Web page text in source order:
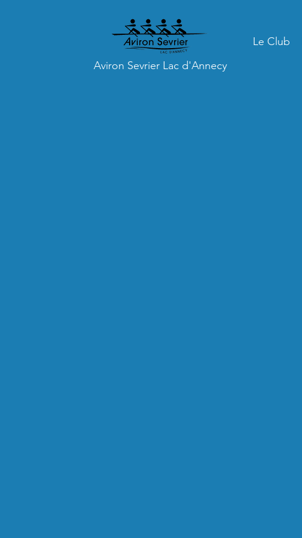
Le Club
Aviron Sevrier Lac d'Annecy